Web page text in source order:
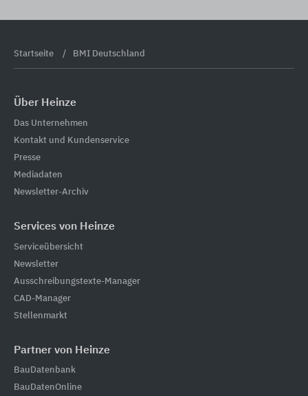
Startseite BMI Deutschland
Über Heinze
Das Unternehmen
Kontakt und Kundenservice
Presse
Mediadaten
Newsletter-Archiv
Services von Heinze
Serviceübersicht
Newsletter
Ausschreibungstexte-Manager
CAD-Manager
Stellenmarkt
Partner von Heinze
BauDatenbank
BauDatenOnline